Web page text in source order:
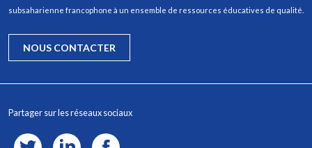
subsaharienne francophone à un ensemble de ressources éducatives de qualité.
NOUS CONTACTER
Partager sur les réseaux sociaux